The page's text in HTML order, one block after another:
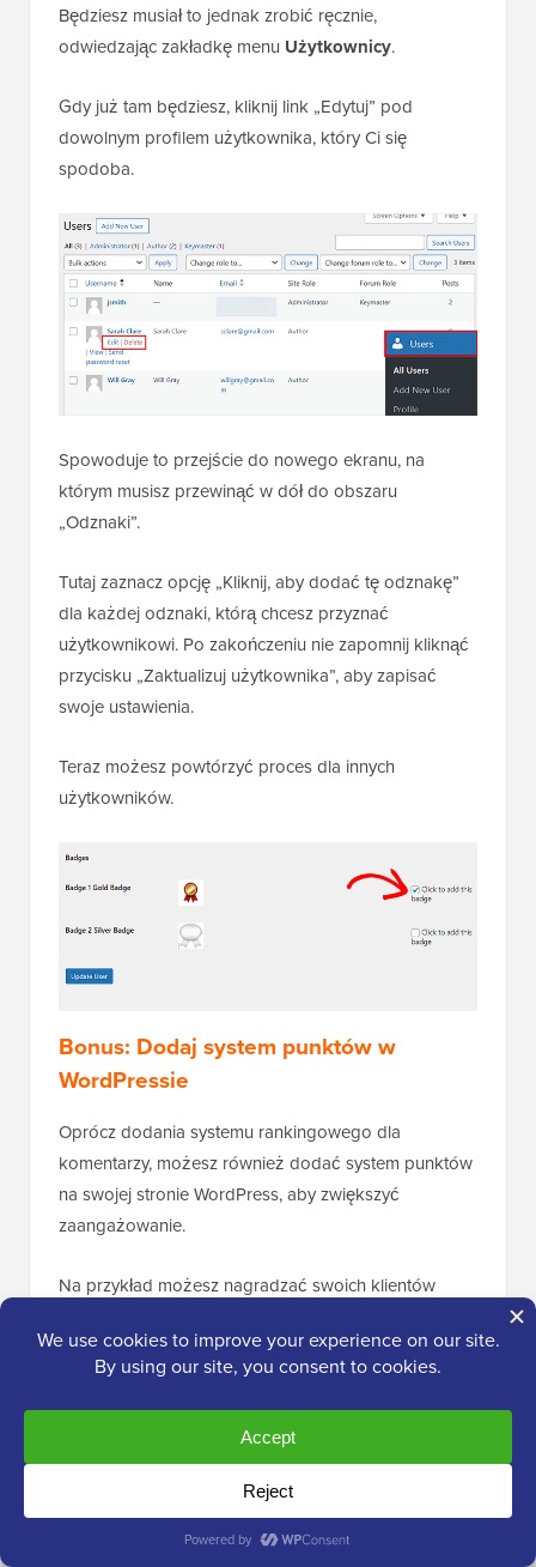
Będziesz musiał to jednak zrobić ręcznie,
odwiedzając zakładkę menu Użytkownicy.
Gdy już tam będziesz, kliknij link „Edytuj” pod
dowolnym profilem użytkownika, który Ci się
spodoba.
Spowoduje to przejście do nowego ekranu, na
którym musisz przewinąć w dół do obszaru
„Odznaki”.
Tutaj zaznacz opcję „Kliknij, aby dodać tę odznakę”
dla każdej odznaki, którą chcesz przyznać
użytkownikowi. Po zakończeniu nie zapomnij kliknąć
przycisku „Zaktualizuj użytkownika”, aby zapisać
swoje ustawienia.
Teraz możesz powtórzyć proces dla innych
użytkowników.
Bonus: Dodaj system punktów w
WordPressie
Oprócz dodania systemu rankingowego dla
komentarzy, możesz również dodać system punktów
na swojej stronie WordPress, aby zwiększyć
zaangażowanie.
Na przykład możesz nagradzać swoich klientów
lub w ramach programu lojalnościowego. Następnie
możesz przyznać nagrody lub ekskluzywne treści
odwiedzającym z największą liczbą punktów.
Jeśli maszwitrynę członkowską, możesz również
zaoferować ulepszenie poziomu użytkownikom z
określoną liczbą punktów.